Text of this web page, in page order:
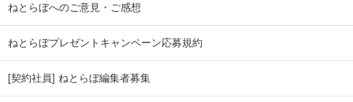
ねとらぼへのご意見・ご感想
ねとらぼプレゼントキャンペーン応募規約
[契約社員] ねとらぼ編集者募集